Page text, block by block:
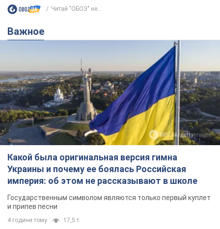
Читай "ОБОЗ" не...
Важное
Какой была оригинальная версия гимна
Украины и почему ее боялась Российская
империя: об этом не рассказывают в школе
Государственным символом являются только первый куплет
и припев песни
4 години тому 17,5 т.